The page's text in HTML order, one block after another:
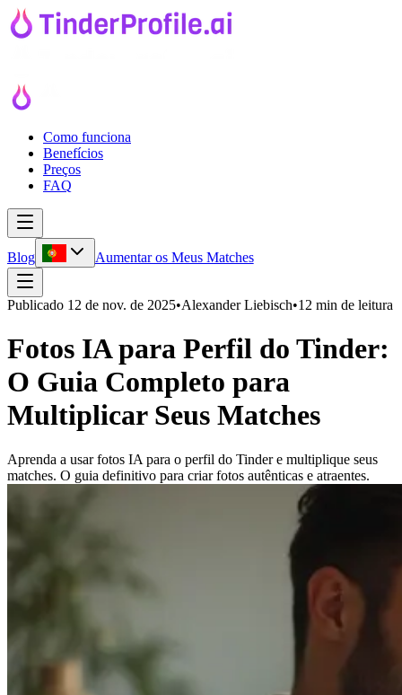
Como funciona
Benefícios
Preços
FAQ
Blog Aumentar os Meus Matches
Publicado 12 de nov. de 2025•Alexander Liebisch•12 min de leitura
Fotos IA para Perfil do Tinder:
O Guia Completo para
Multiplicar Seus Matches
Aprenda a usar fotos IA para o perfil do Tinder e multiplique seus
matches. O guia definitivo para criar fotos autênticas e atraentes.